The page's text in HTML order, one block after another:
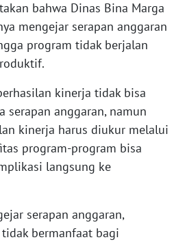
bahwa Dinas Bina Marga
mengejar serapan anggaran
program tidak berjalan
kinerja tidak bisa
anggaran, namun
kinerja harus diukur melalui
program-program bisa
langsung ke
serapan anggaran,
bermanfaat bagi